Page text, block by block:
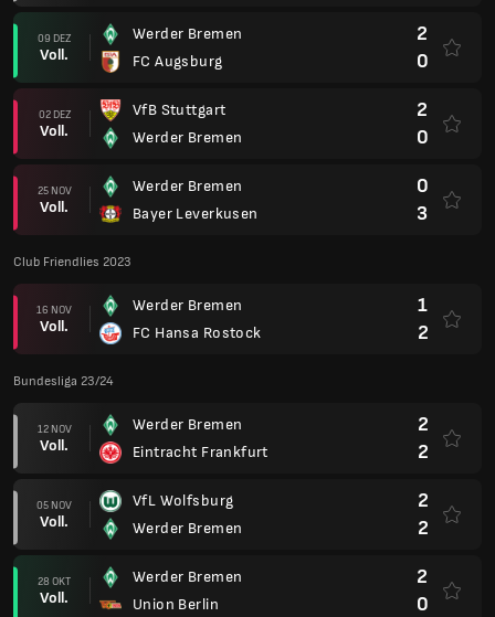
09 DEZ
Voll.
Werder Bremen
FC Augsburg
2
0
02 DEZ
Voll.
VfB Stuttgart
Werder Bremen
2
0
25 NOV
Voll.
Werder Bremen
Bayer Leverkusen
0
3
Club Friendlies 2023
16 NOV
Voll.
Werder Bremen
FC Hansa Rostock
1
2
Bundesliga 23/24
12 NOV
Voll.
Werder Bremen
Eintracht Frankfurt
2
2
05 NOV
Voll.
VfL Wolfsburg
Werder Bremen
2
2
28 OKT
Voll.
Werder Bremen
Union Berlin
2
0